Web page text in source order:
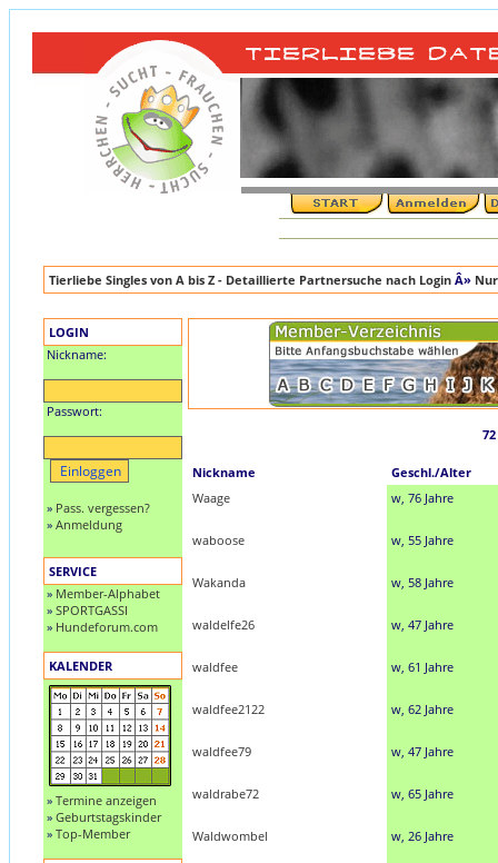
Tierliebe Singles von A bis Z - Detaillierte Partnersuche nach Login Â»
LOGIN
Nickname:
Passwort:
» Pass. vergessen?
» Anmeldung
SERVICE
» Member-Alphabet
» SPORTGASSI
» Hundeforum.com
KALENDER
» Termine anzeigen
» Geburtstagskinder
» Top-Member
Nickname
Geschl./Alter
Waage
w, 76 Jahre
waboose w, 55 Jahre
Wakanda w, 58 Jahre
waldelfe26 w, 47 Jahre
waldfee w, 61 Jahre
waldfee2122 w, 62 Jahre
waldfee79 w, 47 Jahre
waldrabe72 w, 65 Jahre
Waldwombel w, 26 Jahre